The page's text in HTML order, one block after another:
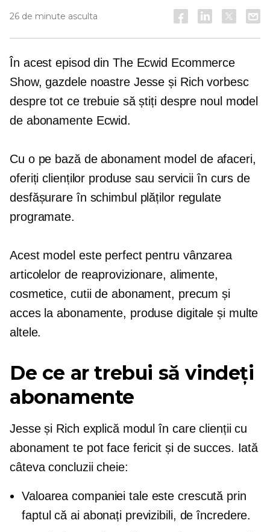
26 de minute asculta
În acest episod din The Ecwid Ecommerce
Show, gazdele noastre Jesse și Rich vorbesc
despre tot ce trebuie să știți despre noul model
de abonamente Ecwid.
Cu o pe bază de abonamentmodel de afaceri,
oferiți clienților produse sau servicii în curs de
desfășurare în schimbul plăților regulate
programate.
Acest model este perfect pentru vânzarea
articolelor de reaprovizionare, alimente,
cosmetice, cutii de abonament, precum și
acces la abonamente, produse digitale și multe
altele.
De ce ar trebui să vindeți
abonamente
Jesse și Rich explică modul în care clienții cu
abonament te pot face fericit și de succes. Iată
câteva concluzii cheie:
Valoarea companiei tale este crescută prin
faptul că ai abonați previzibili, de încredere.